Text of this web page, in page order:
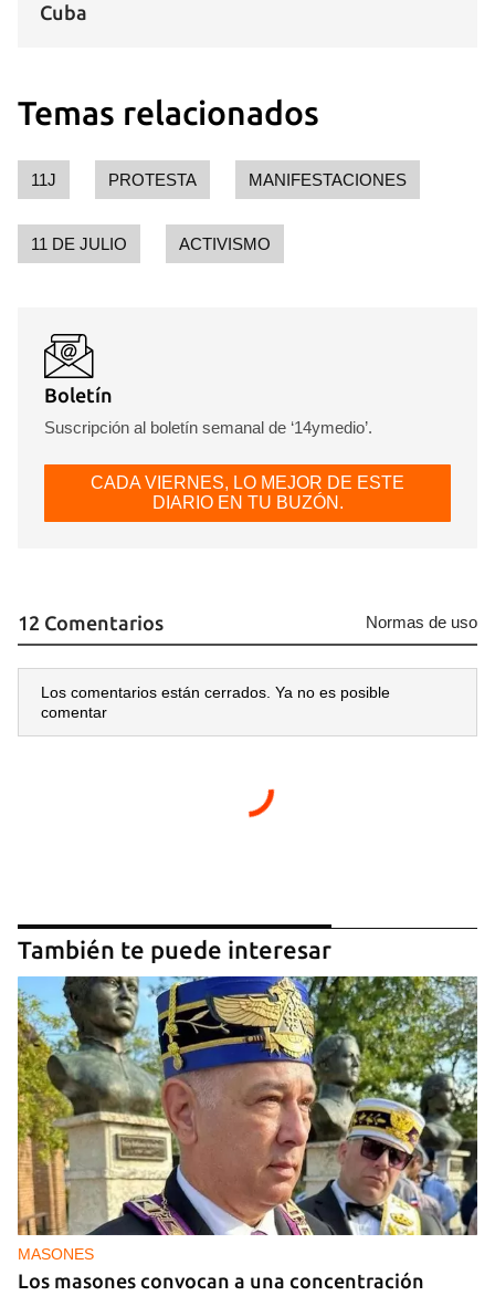
Cuba
Temas relacionados
11J PROTESTA MANIFESTACIONES
11 DE JULIO ACTIVISMO
Boletín
Suscripción al boletín semanal de ‘14ymedio’.
CADA VIERNES, LO MEJOR DE ESTE
DIARIO EN TU BUZÓN.
12 Comentarios Normas de uso
Los comentarios están cerrados. Ya no es posible
comentar
También te puede interesar
MASONES
Los masones convocan a una concentración